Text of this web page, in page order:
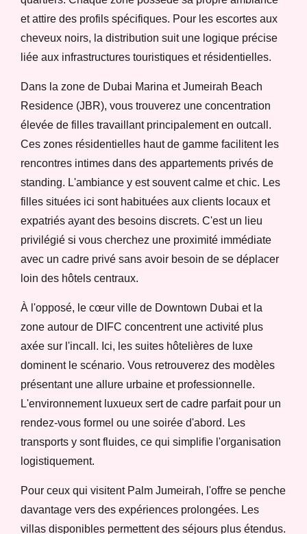
et attire des profils spécifiques. Pour les escortes aux
cheveux noirs, la distribution suit une logique précise
liée aux infrastructures touristiques et résidentielles.
Dans la zone de Dubai Marina et Jumeirah Beach
Residence (JBR), vous trouverez une concentration
élevée de filles travaillant principalement en outcall.
Ces zones résidentielles haut de gamme facilitent les
rencontres intimes dans des appartements privés de
standing. L'ambiance y est souvent calme et chic. Les
filles situées ici sont habituées aux clients locaux et
expatriés ayant des besoins discrets. C'est un lieu
privilégié si vous cherchez une proximité immédiate
avec un cadre privé sans avoir besoin de se déplacer
loin des hôtels centraux.
À l'opposé, le cœur ville de Downtown Dubai et la
zone autour de DIFC concentrent une activité plus
axée sur l'incall. Ici, les suites hôtelières de luxe
dominent le scénario. Vous retrouverez des modèles
présentant une allure urbaine et professionnelle.
L'environnement luxueux sert de cadre parfait pour un
rendez-vous formel ou une soirée d'abord. Les
transports y sont fluides, ce qui simplifie l'organisation
logistiquement.
Pour ceux qui visitent Palm Jumeirah, l'offre se penche
davantage vers des expériences prolongées. Les
villas disponibles permettent des séjours plus étendus.